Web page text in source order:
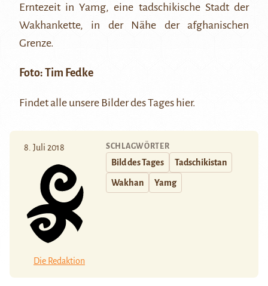
Erntezeit in Yamg, eine tadschikische Stadt der
Wakhankette, in der Nähe der afghanischen
Grenze.
Foto: Tim Fedke
Findet alle unsere Bilder des Tages hier.
8. Juli 2018
Die Redaktion
SCHLAGWÖRTER
Bild des Tages Tadschikistan
Wakhan Yamg